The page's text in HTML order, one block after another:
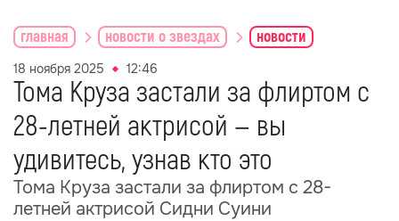
главная новости о звездах новости
18 ноября 2025 12:46
Тома Круза застали за флиртом с
28-летней актрисой — вы
удивитесь, узнав кто это
Тома Круза застали за флиртом с 28-
летней актрисой Сидни Суини